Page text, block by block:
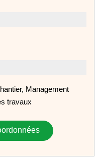
Management
travaux